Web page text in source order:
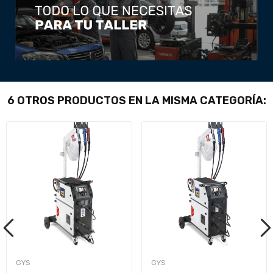
6 OTROS PRODUCTOS EN LA MISMA CATEGORÍA:
GYS GYS